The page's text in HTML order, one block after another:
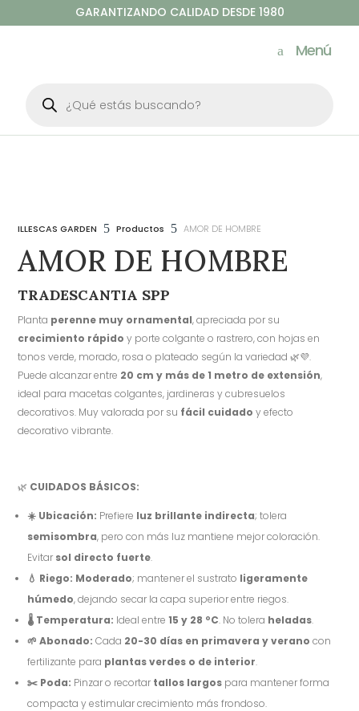
GARANTIZANDO CALIDAD DESDE 1980
Menú
productos
ILLESCAS GARDEN 5 Productos 5 AMOR DE HOMBRE
AMOR DE HOMBRE
TRADESCANTIA SPP
Planta perenne muy ornamental, apreciada por su
crecimiento rápido y porte colgante o rastrero, con hojas en
tonos verde, morado, rosa o plateado según la variedad 🌿💜.
Puede alcanzar entre 20 cm y más de 1 metro de extensión,
ideal para macetas colgantes, jardineras y cubresuelos
decorativos. Muy valorada por su fácil cuidado y efecto
decorativo vibrante.
🌿 CUIDADOS BÁSICOS:
☀️ Ubicación: Prefiere luz brillante indirecta; tolera
semisombra, pero con más luz mantiene mejor coloración.
Evitar sol directo fuerte.
💧 Riego: Moderado; mantener el sustrato ligeramente
húmedo, dejando secar la capa superior entre riegos.
🌡 ️ Temperatura: Ideal entre15 y 28 ºC. No tolera heladas.
🌱 Abonado: Cada 20-30 días en primavera y verano con
fertilizante para plantas verdes o de interior.
✂️ Poda: Pinzar o recortar tallos largos para mantener forma
compacta y estimular crecimiento más frondoso.